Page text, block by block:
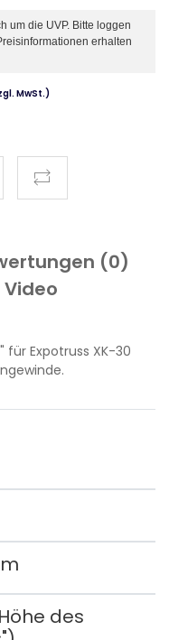
um die UVP. Bitte loggen
erhalten
MwSt.)
(0)
Video
für Expotruss XK-30
des